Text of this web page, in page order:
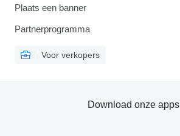
Plaats een banner
Partnerprogramma
Voor verkopers
Download onze apps